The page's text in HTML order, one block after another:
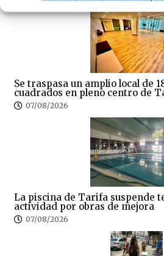
Se traspasa un amplio local de
cuadrados en pleno centro de
07/08/2026
La piscina de Tarifa suspende
actividad por obras de mejora
07/08/2026